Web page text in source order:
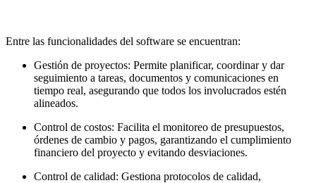
Entre las funcionalidades del software se encuentran:
Gestión de proyectos: Permite planificar, coordinar y dar
seguimiento a tareas, documentos y comunicaciones en
tiempo real, asegurando que todos los involucrados estén
alineados.
Control de costos: Facilita el monitoreo de presupuestos,
órdenes de cambio y pagos, garantizando el cumplimiento
financiero del proyecto y evitando desviaciones.
Control de calidad: Gestiona protocolos de calidad,